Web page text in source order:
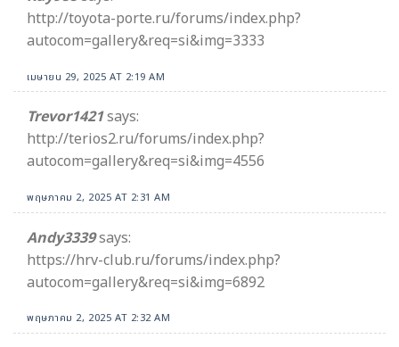
http://toyota-porte.ru/forums/index.php?
autocom=gallery&req=si&img=3333
เมษายน 29, 2025 AT 2:19 AM
Trevor1421says:
http://terios2.ru/forums/index.php?
autocom=gallery&req=si&img=4556
พฤษภาคม 2, 2025 AT 2:31 AM
Andy3339says:
https://hrv-club.ru/forums/index.php?
autocom=gallery&req=si&img=6892
พฤษภาคม 2, 2025 AT 2:32 AM